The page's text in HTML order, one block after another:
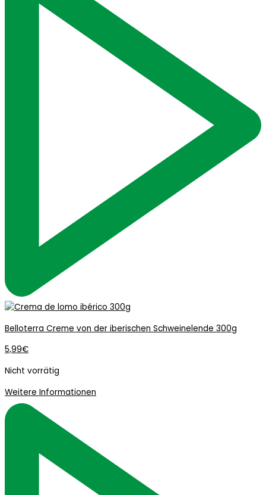
Belloterra Creme von der iberischen Schweinelende 300g
5,99€
Nicht vorrätig
Weitere Informationen